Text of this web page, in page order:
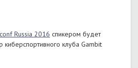
Russia 2016 спикером будет
киберспортивного клуба Gambit